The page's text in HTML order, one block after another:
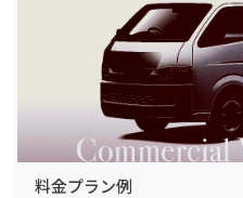
料金プラン例